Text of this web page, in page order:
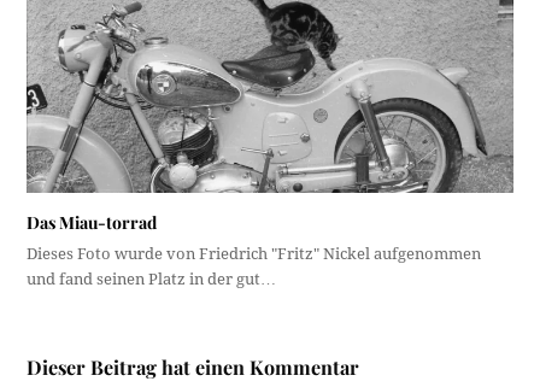
Das Miau-torrad
Dieses Foto wurde von Friedrich "Fritz" Nickel aufgenommen
und fand seinen Platz in der gut…
Dieser Beitrag hat einen Kommentar